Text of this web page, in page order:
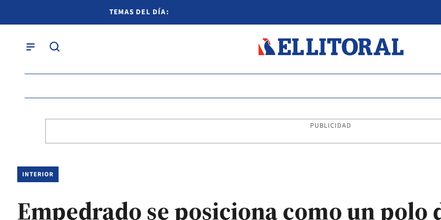
TEMAS DEL DÍA:
PUBLICIDAD
INTERIOR
Empedrado se posiciona como un polo